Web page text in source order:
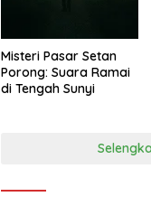
Misteri Pasar Setan
Porong: Suara Ramai
di Tengah Sunyi